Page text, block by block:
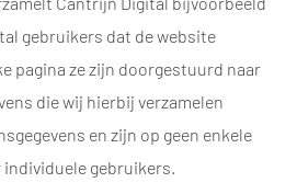
gebruikers dat de website
pagina ze zijn doorgestuurd naar
die wij hierbij verzamelen
en zijn op geen enkele
gebruikers.